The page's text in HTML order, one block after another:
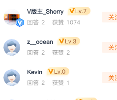
V版主_Sherry
Lv.7
回答 2
获赞 1074
关
z__ocean
Lv.3
回答 2
获赞 2
关
Kevin
Lv.0
回答 2
获赞 1
关